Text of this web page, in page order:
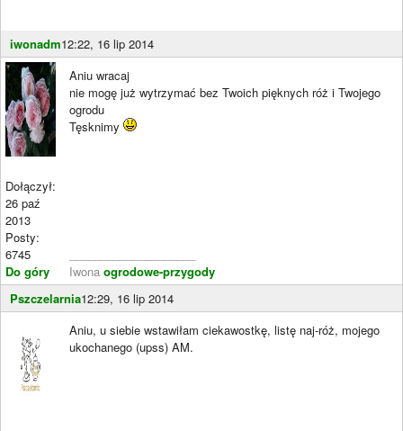
iwonadm12:22, 16 lip 2014
Dołączył:
26 paź
2013
Posty:
6745
Do góry
Aniu wracaj
nie mogę już wytrzymać bez Twoich pięknych róż i Twojego
ogrodu
Tęsknimy
Iwona ogrodowe-przygody
Pszczelarnia12:29, 16 lip 2014
Aniu, u siebie wstawiłam ciekawostkę, listę naj-róż, mojego
ukochanego (upss) AM.